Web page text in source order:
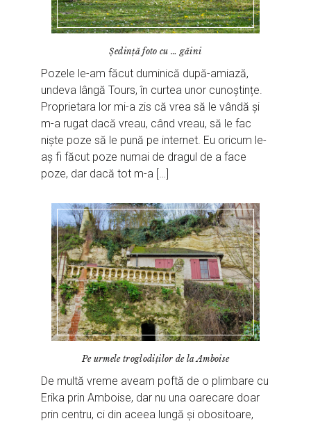
Ședință foto cu … găini
Pozele le-am făcut duminică după-amiază,
undeva lângă Tours, în curtea unor cunoștințe.
Proprietara lor mi-a zis că vrea să le vândă și
m-a rugat dacă vreau, când vreau, să le fac
niște poze să le pună pe internet. Eu oricum le-
aș fi făcut poze numai de dragul de a face
poze, dar dacă tot m-a […]
Pe urmele troglodiţilor de la Amboise
De multă vreme aveam poftă de o plimbare cu
Erika prin Amboise, dar nu una oarecare doar
prin centru, ci din aceea lungă și obositoare,